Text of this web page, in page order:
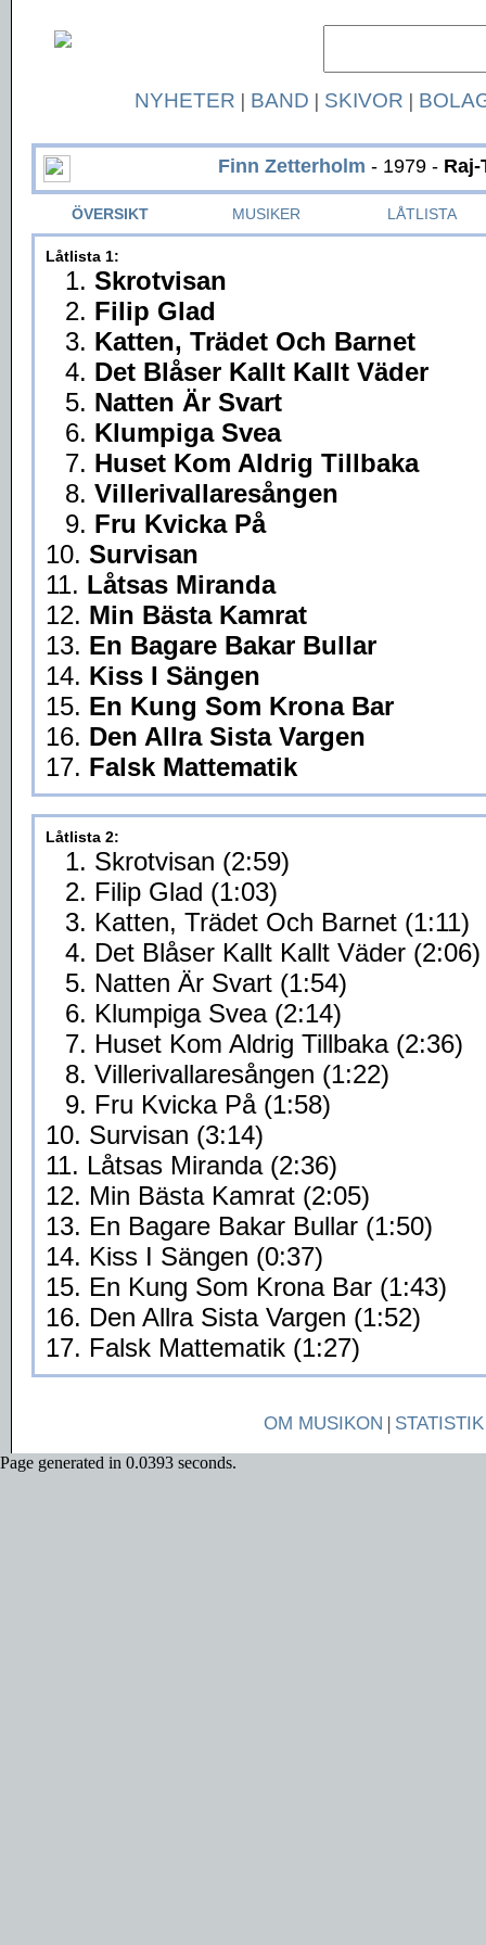
NYHETER | BAND | SKIVOR |
Finn Zetterholm - 1979 - Raj-
ÖVERSIKT MUSIKER LÅTLISTA
Låtlista 1:
1. Skrotvisan
2. Filip Glad
3. Katten, Trädet Och Barnet
4. Det Blåser Kallt Kallt Väder
5. Natten Är Svart
6. Klumpiga Svea
7. Huset Kom Aldrig Tillbaka
8. Villerivallaresången
9. Fru Kvicka På
10. Survisan
11. Låtsas Miranda
12. Min Bästa Kamrat
13. En Bagare Bakar Bullar
14. Kiss I Sängen
15. En Kung Som Krona Bar
16. Den Allra Sista Vargen
17. Falsk Mattematik
Låtlista 2:
1. Skrotvisan (2:59)
2. Filip Glad (1:03)
3. Katten, Trädet Och Barnet (1:11)
4. Det Blåser Kallt Kallt Väder (2:06)
5. Natten Är Svart (1:54)
6. Klumpiga Svea (2:14)
7. Huset Kom Aldrig Tillbaka (2:36)
8. Villerivallaresången (1:22)
9. Fru Kvicka På (1:58)
10. Survisan (3:14)
11. Låtsas Miranda (2:36)
12. Min Bästa Kamrat (2:05)
13. En Bagare Bakar Bullar (1:50)
14. Kiss I Sängen (0:37)
15. En Kung Som Krona Bar (1:43)
16. Den Allra Sista Vargen (1:52)
17. Falsk Mattematik (1:27)
OM MUSIKON | STATISTIK
Page generated in 0.0393 seconds.